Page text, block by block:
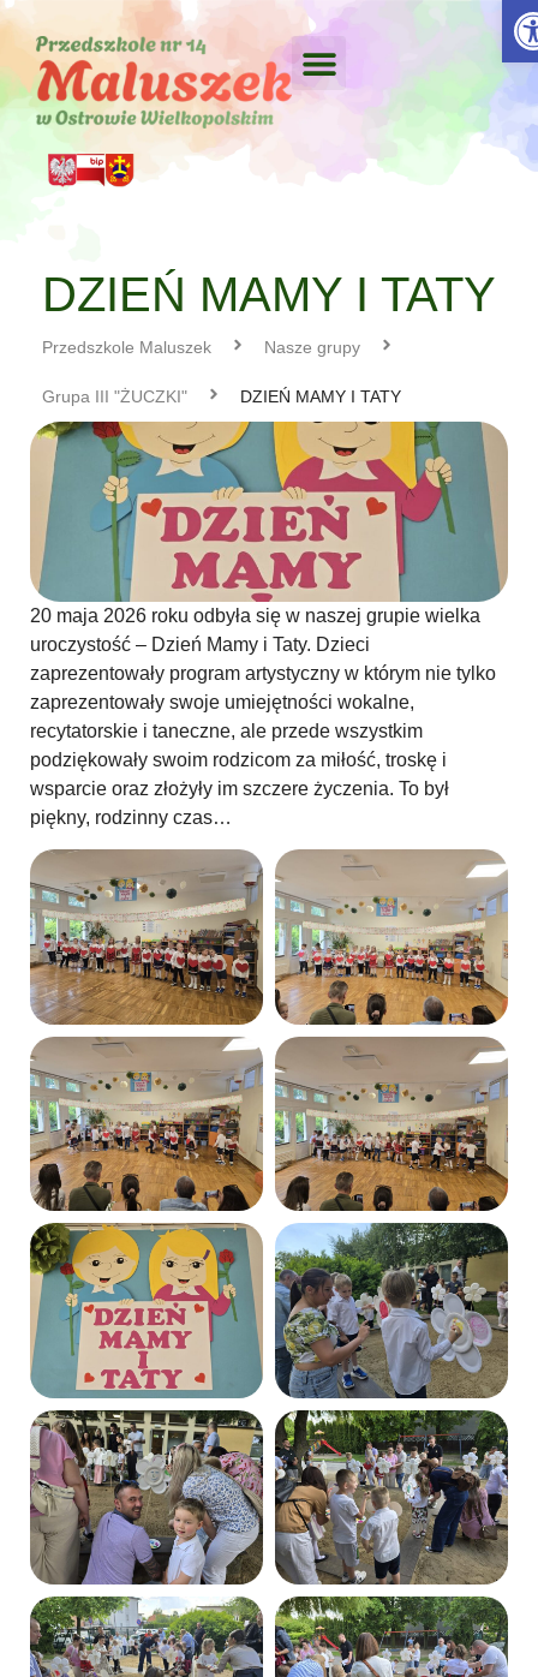
DZIEŃ MAMY I TATY
Przedszkole Maluszek Nasze grupy
Grupa III "ŻUCZKI" DZIEŃ MAMY I TATY
20 maja 2026 roku odbyła się w naszej grupie wielka
uroczystość – Dzień Mamy i Taty. Dzieci
zaprezentowały program artystyczny w którym nie tylko
zaprezentowały swoje umiejętności wokalne,
recytatorskie i taneczne, ale przede wszystkim
podziękowały swoim rodzicom za miłość, troskę i
wsparcie oraz złożyły im szczere życzenia. To był
piękny, rodzinny czas…